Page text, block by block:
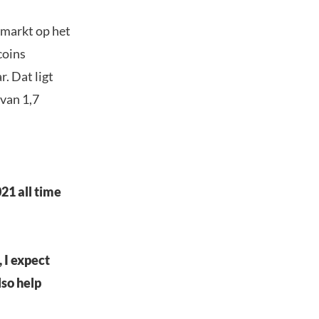
op het
Dat ligt
1,7
all time
I expect
help